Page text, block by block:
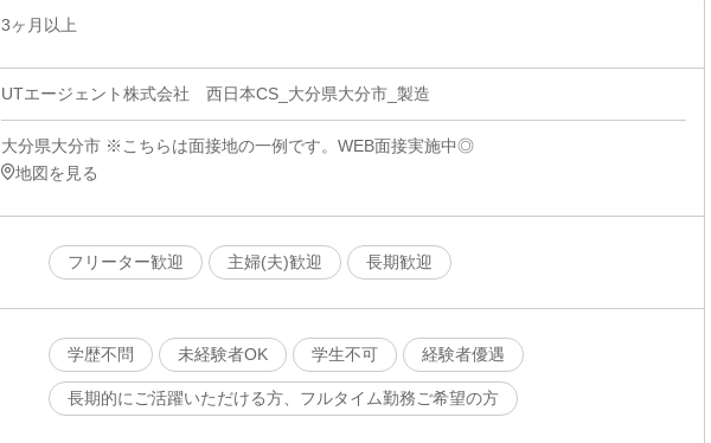
3ヶ月以上
UTエージェント株式会社 西日本CS_大分県大分市_製造
大分県大分市 ※こちらは面接地の一例です。WEB面接実施中◎
地図を見る
フリーター歓迎
主婦(夫)歓迎 長期歓迎
学歴不問
未経験者OK 学生不可 経験者優遇
長期的にご活躍いただける方、フルタイム勤務ご希望の方